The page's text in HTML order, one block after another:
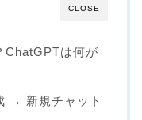
CLOSE
ChatGPTは何が
→ 新規チャット